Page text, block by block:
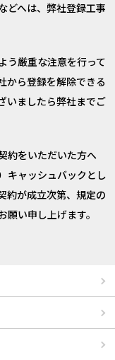
どへは、弊社登録工事
う厳重な注意を行って
から登録を解除できる
いましたら弊社までご
約をいただいた方へ
キャッシュバックとし
約が成立次第、規定の
い申し上げます。